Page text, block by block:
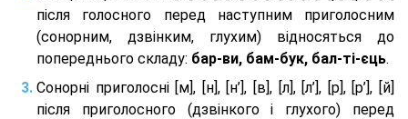
після голосного перед наступним приголосним
(сонорним, дзвінким, глухим) відносяться до
попереднього складу: бар-ви, бам-бук, бал-ті-єць.
Сонорні приголосні [м], [н], [н’], [в], [л], [л’], [р], [р’], [й]
після приголосного (дзвінкого і глухого) перед